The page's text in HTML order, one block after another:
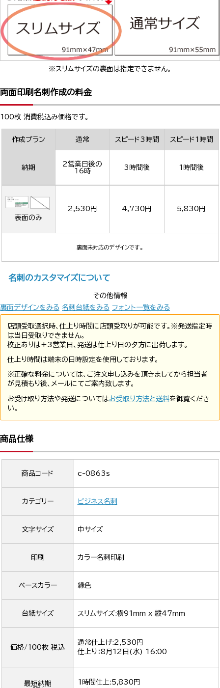
※スリムサイズの裏面は指定できません。
両面印刷名刺作成の料金
100枚 消費税込み価格です。
作成プラン 通常 スピード3時間 スピード1時間
納期
2営業日後の
16時
3時間後 1時間後
表面のみ
2,530円 4,730円 5,830円
裏面未対応のデザインです。
名刺のカスタマイズについて
その他情報
裏面デザインをみる 名刺台紙をみる フォント一覧をみる
店頭受取選択時、仕上り時間に店頭受取りが可能です。※発送指定時
は当日受取りできません。
校正ありは+3営業日、発送は仕上り日の夕方に出荷します。
仕上り時間は端末の日時設定を使用しております。
※正確な料金については、ご注文申し込みを頂きましてから担当者
が見積もり後、メールにてご案内致します。
お受け取り方法や発送についてはお受取り方法と送料を御覧くださ
い。
商品仕様
商品コード c-0863s
カテゴリー ビジネス名刺
文字サイズ 中サイズ
印刷 カラー名刺印刷
ベースカラー 緑色
台紙サイズ スリムサイズ:横91mm x 縦47mm
価格/100枚 税込
通常仕上げ:2,530円
仕上り：8月12日(水) 16:00
最短納期
1時間仕上:5,830円